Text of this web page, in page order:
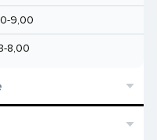
9,00
8,00